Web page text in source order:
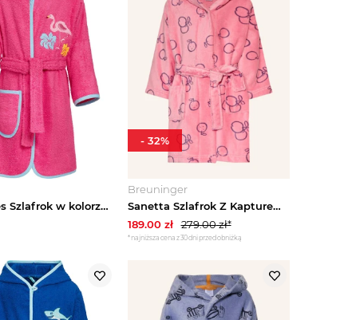
Playshoes Szlafrok w kolorze różowym rozmiar: 110 / 116
Breuninger
Sanetta Szlafrok Z Kapturem rosa różowy
189.00zł 279.00zł*
*najniższa cena z 30 dni przed obniżką
- 32%